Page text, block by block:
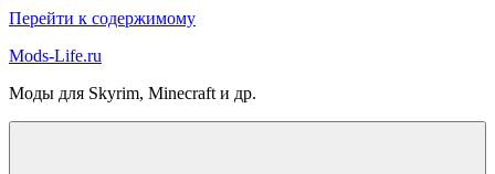
Перейти к содержимому
Mods-Life.ru
Моды для Skyrim, Minecraft и др.